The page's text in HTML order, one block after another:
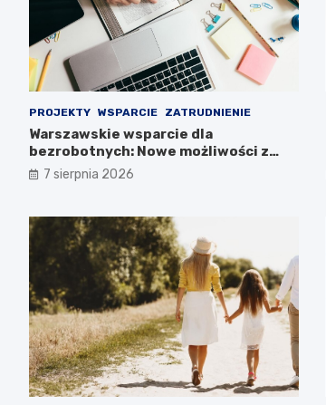
PROJEKTY WSPARCIE ZATRUDNIENIE
Warszawskie wsparcie dla
bezrobotnych: Nowe możliwości z
projektem FEM III
7 sierpnia 2026